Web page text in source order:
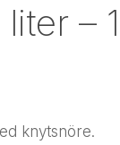
–
knytsnöre.